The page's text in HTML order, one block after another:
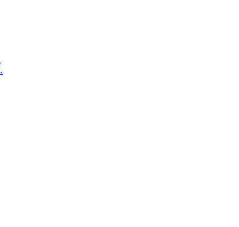
آخرین هفته خرداد 1405، اجتماع دیدنی هلال ماه شامگاهی با سیاره ناهید و مشتری را خواهید دید.